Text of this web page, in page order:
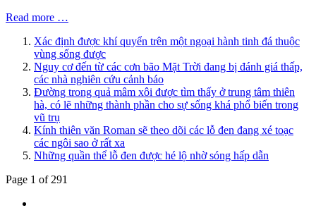
Read more …
Xác định được khí quyển trên một ngoại hành tinh đá thuộc
vùng sống được
Nguy cơ đến từ các cơn bão Mặt Trời đang bị đánh giá thấp,
các nhà nghiên cứu cảnh báo
Đường trong quả mâm xôi được tìm thấy ở trung tâm thiên
hà, có lẽ những thành phần cho sự sống khá phổ biến trong
vũ trụ
Kính thiên văn Roman sẽ theo dõi các lỗ đen đang xé toạc
các ngôi sao ở rất xa
Những quần thể lỗ đen được hé lộ nhờ sóng hấp dẫn
Page 1 of 291